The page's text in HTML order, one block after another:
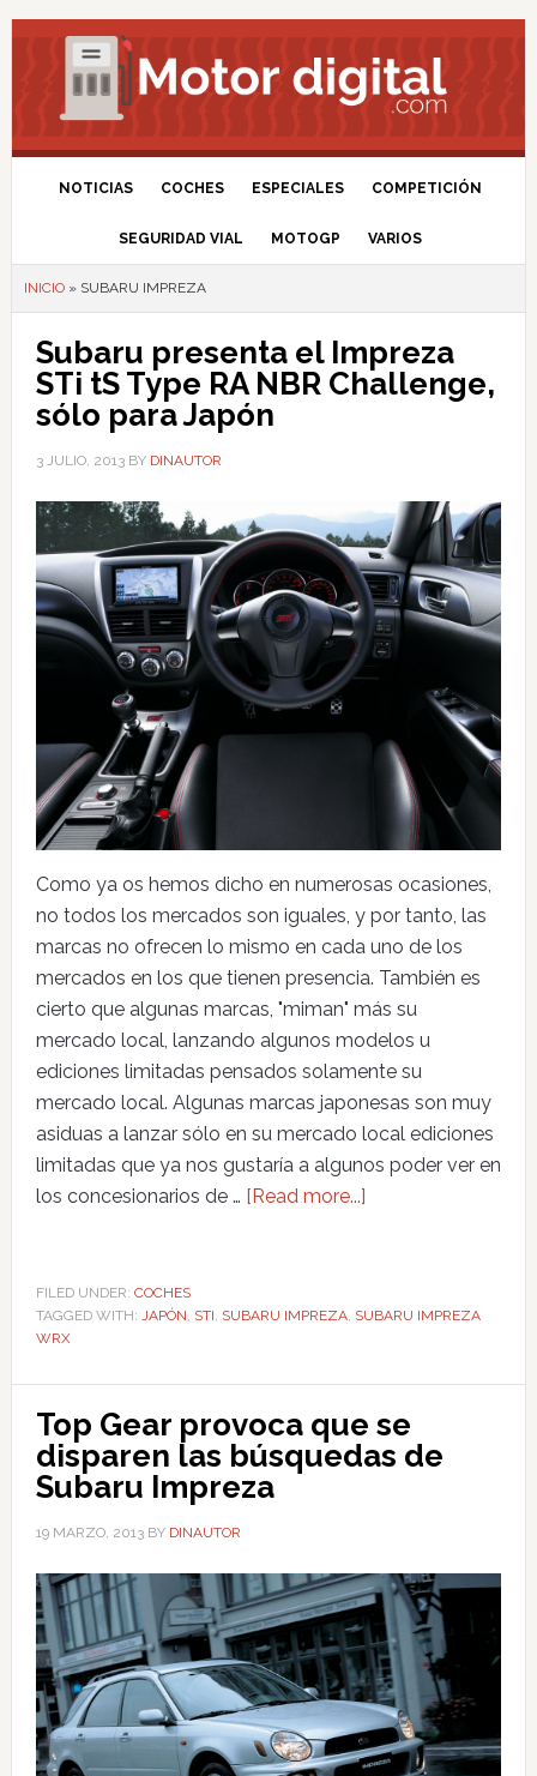
NOTICIAS COCHES ESPECIALES COMPETICIÓN
SEGURIDAD VIAL MOTOGP VARIOS
INICIO» SUBARU IMPREZA
Subaru presenta el Impreza
STi tS Type RA NBR Challenge,
sólo para Japón
3 JULIO, 2013BY DINAUTOR
Como ya os hemos dicho en numerosas ocasiones,
no todos los mercados son iguales, y por tanto, las
marcas no ofrecen lo mismo en cada uno de los
mercados en los que tienen presencia. También es
cierto que algunas marcas, "miman" más su
mercado local, lanzando algunos modelos u
ediciones limitadas pensados solamente su
mercado local. Algunas marcas japonesas son muy
asiduas a lanzar sólo en su mercado local ediciones
limitadas que ya nos gustaría a algunos poder ver en
los concesionarios de … [Read more...]
FILED UNDER: COCHES
TAGGED WITH: JAPÓN, STI, SUBARU IMPREZA, SUBARU IMPREZA
WRX
Top Gear provoca que se
disparen las búsquedas de
Subaru Impreza
19 MARZO, 2013BY DINAUTOR